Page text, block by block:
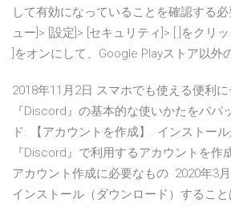
して有効になっていることを確認する
ュー]> [設定]> [セキュリティ]> [ ]をクリ
]をオンにして、Google Playストア以外
2018年11月2日 スマホでも使える便利
『Discord』の基本的な使いかたをパパ
ド. 【アカウントを作成】. インストー
『Discord』で利用するアカウントを作
アカウント作成に必要なもの 2020年3
インストール（ダウンロード）するこ